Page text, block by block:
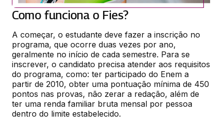
Como funciona o Fies?
A começar, o estudante deve fazer a inscrição no
programa, que ocorre duas vezes por ano,
geralmente no início de cada semestre. Para se
inscrever, o candidato precisa atender aos requisitos
do programa, como: ter participado do Enem a
partir de 2010, obter uma pontuação mínima de 450
pontos nas provas, não zerar a redação, além de
ter uma renda familiar bruta mensal por pessoa
dentro do limite estabelecido.